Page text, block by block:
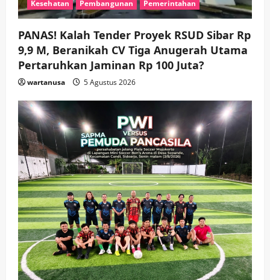
4
Pemkab Sidoarjo & Muhammadiyah
hingga Hibah
wartanusa 4 Agustus 2026
5
Keagamaan
Wabup Sidoarjo Minta Doa Jamaah
Agar Tetap Amanah Memimpin
wartanusa 4 Agustus 2026
Kesehatan Pembangunan Pemerintahan
PANAS! Kalah Tender Proyek RSUD Sibar Rp
9,9 M, Beranikah CV Tiga Anugerah Utama
Pertaruhkan Jaminan Rp 100 Juta?
wartanusa 5 Agustus 2026